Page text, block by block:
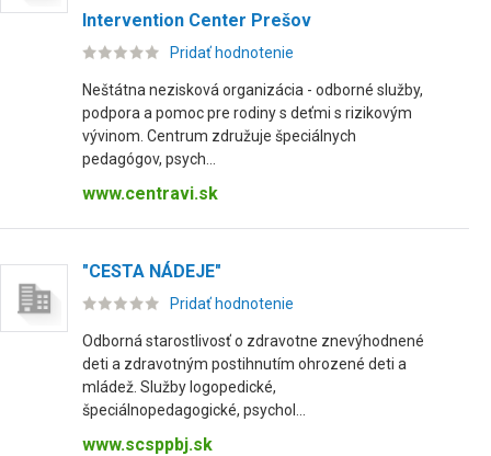
Intervention Center Prešov
Pridať hodnotenie
Neštátna nezisková organizácia - odborné služby,
podpora a pomoc pre rodiny s deťmi s rizikovým
vývinom. Centrum združuje špeciálnych
pedagógov, psych...
www.centravi.sk
"CESTA NÁDEJE"
Pridať hodnotenie
Odborná starostlivosť o zdravotne znevýhodnené
deti a zdravotným postihnutím ohrozené deti a
mládež. Služby logopedické,
špeciálnopedagogické, psychol...
www.scsppbj.sk